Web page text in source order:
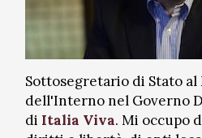
Sottosegretario di Stato
dell'Interno nel Governo
di Italia Viva. Mi occupo